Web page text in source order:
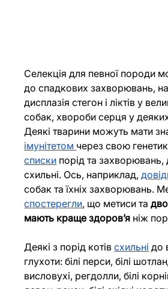
Селекція для певної породи
до спадкових захворювань,
дисплазія стегон і ліктів у
собак, хвороби серця у
Деякі тварини можуть мати
імунітетом через свою
списки порід та
схильні. Ось, наприклад,
собак та їхніх захворювань.
спостерегли, що метиси та
мають краще здоровʼя ніж
Деякі з порід котів схильні до
глухоти: білі перси, білі
висловухі, регдолли, білі